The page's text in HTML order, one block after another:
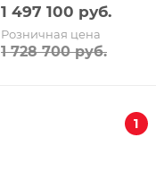
1 497 100 руб.
Розничная цена
1 728 700руб.
1